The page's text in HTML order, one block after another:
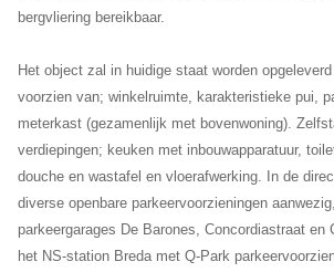
bergvliering bereikbaar.
Het object zal in huidige staat worden
voorzien van; winkelruimte, karakteristieke pui,
meterkast (gezamenlijk met bovenwoning).
verdiepingen; keuken met inbouwapparatuur,
douche en wastafel en vloerafwerking. In de
diverse openbare parkeervoorzieningen
parkeergarages De Barones, Concordiastraat en
het NS-station Breda met Q-Park